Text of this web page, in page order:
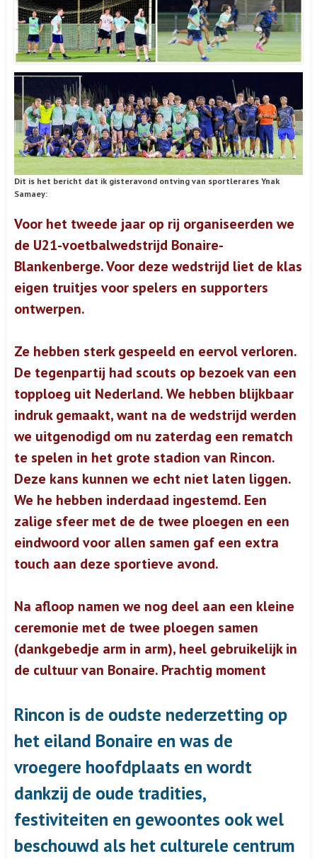
Dit is het bericht dat ik gisteravond ontving van sportlerares Ynak
Samaey:
Voor het tweede jaar op rij organiseerden we
de U21-voetbalwedstrijd Bonaire-
Blankenberge. Voor deze wedstrijd liet de klas
eigen truitjes voor spelers en supporters
ontwerpen.
Ze hebben sterk gespeeld en eervol verloren.
De tegenpartij had scouts op bezoek van een
topploeg uit Nederland. We hebben blijkbaar
indruk gemaakt, want na de wedstrijd werden
we uitgenodigd om nu zaterdag een rematch
te spelen in het grote stadion van Rincon.
Deze kans kunnen we echt niet laten liggen.
We he hebben inderdaad ingestemd. Een
zalige sfeer met de de twee ploegen en een
eindwoord voor allen samen gaf een extra
touch aan deze sportieve avond.
Na afloop namen we nog deel aan een kleine
ceremonie met de twee ploegen samen
(dankgebedje arm in arm), heel gebruikelijk in
de cultuur van Bonaire. Prachtig moment
Rincon is de oudste nederzetting op
het eiland Bonaire en was de
vroegere hoofdplaats en wordt
dankzij de oude tradities,
festiviteiten en gewoontes ook wel
beschouwd als het culturele centrum